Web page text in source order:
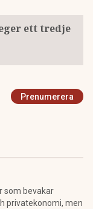
ett tredje
Prenumerera
som bevakar
privatekonomi, men